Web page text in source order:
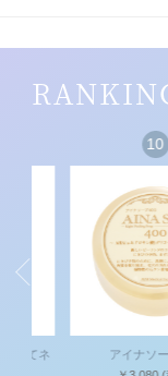
アイナソープ400